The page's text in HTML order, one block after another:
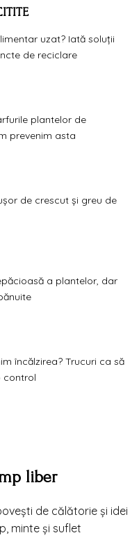
uzat? Iată soluții
de reciclare
plantelor de
prevenim asta
de crescut și greu de
a plantelor, dar
încălzirea? Trucuri ca să
control
liber
de călătorie și idei
minte și suflet